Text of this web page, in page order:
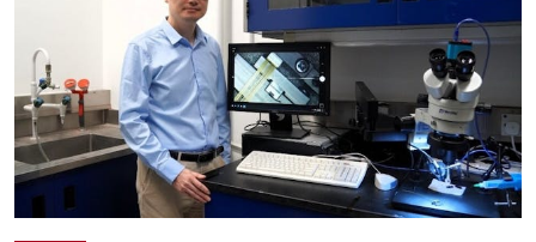
影片
名家榜
灼見活動